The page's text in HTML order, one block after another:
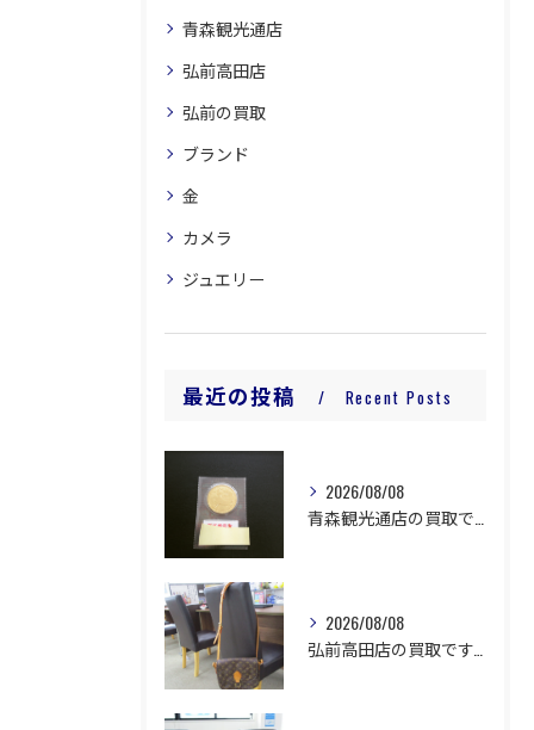
青森観光通店
弘前高田店
弘前の買取
ブランド
金
カメラ
ジュエリー
最近の投稿 Recent Posts
2026/08/08
2026/08/08